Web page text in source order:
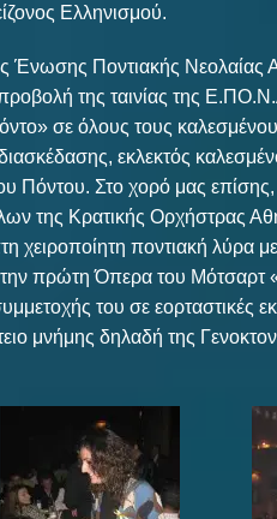
Ελληνισμού.
Ένωσης Ποντιακής Νεολαίας
της ταινίας της
σε όλους τους
εκλεκτός
Πόντου. Στο χορό μας επίσης,
της Κρατικής Ορχήστρας
ποντιακή λύρα με
την πρώτη Όπερα του Μότσαρτ
του σε εορταστικές
μνήμης δηλαδή της